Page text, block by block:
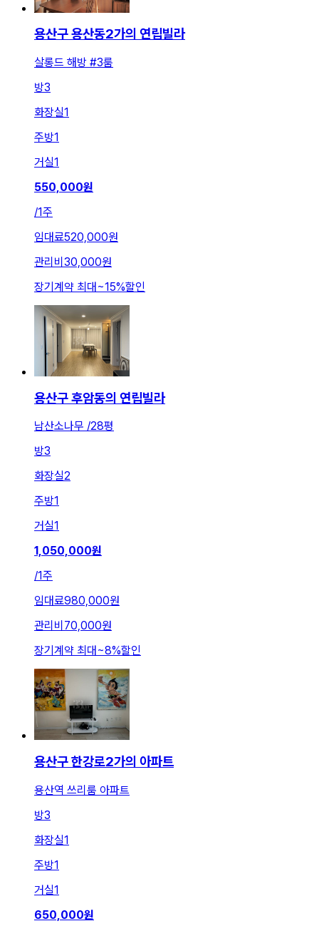
용산구 용산동2가의 연립빌라
살롱드 해방 #3룸
방3
화장실1
주방1
거실1
550,000원
/1주
임대료520,000원
관리비 30,000원
장기계약 최대~15%할인
용산구 후암동의 연립빌라
남산소나무 /28평
방3
화장실2
주방1
거실1
1,050,000원
/1주
임대료980,000원
관리비 70,000원
장기계약 최대 ~8%할인
용산구 한강로2가의 아파트
용산역 쓰리룸 아파트
방3
화장실1
주방1
거실1
650,000원